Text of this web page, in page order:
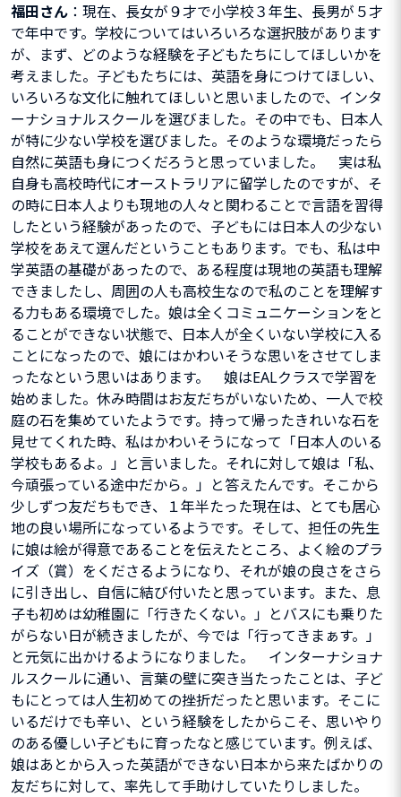
福田さん ：現在、長女が９才で小学校３年生、長男が５才
で年中です。学校についてはいろいろな選択肢があります
が、まず、どのような経験を子どもたちにしてほしいかを
考えました。子どもたちには、英語を身につけてほしい、
いろいろな文化に触れてほしいと思いましたので、インタ
ーナショナルスクールを選びました。その中でも、日本人
が特に少ない学校を選びました。そのような環境だったら
自然に英語も身につくだろうと思っていました。 実は私
自身も高校時代にオーストラリアに留学したのですが、そ
の時に日本人よりも現地の人々と関わることで言語を習得
したという経験があったので、子どもには日本人の少ない
学校をあえて選んだということもあります。でも、私は中
学英語の基礎があったので、ある程度は現地の英語も理解
できましたし、周囲の人も高校生なので私のことを理解す
る力もある環境でした。娘は全くコミュニケーションをと
ることができない状態で、日本人が全くいない学校に入る
ことになったので、娘にはかわいそうな思いをさせてしま
ったなという思いはあります。 娘はEALクラスで学習を
始めました。休み時間はお友だちがいないため、一人で校
庭の石を集めていたようです。持って帰ったきれいな石を
見せてくれた時、私はかわいそうになって「日本人のいる
学校もあるよ。」と言いました。それに対して娘は「私、
今頑張っている途中だから。」と答えたんです。そこから
少しずつ友だちもでき、１年半たった現在は、とても居心
地の良い場所になっているようです。そして、担任の先生
に娘は絵が得意であることを伝えたところ、よく絵のプラ
イズ（賞）をくださるようになり、それが娘の良さをさら
に引き出し、自信に結び付いたと思っています。また、息
子も初めは幼稚園に「行きたくない。」とバスにも乗りた
がらない日が続きましたが、今では「行ってきまぁす。」
と元気に出かけるようになりました。 インターナショナ
ルスクールに通い、言葉の壁に突き当たったことは、子ど
もにとっては人生初めての挫折だったと思います。そこに
いるだけでも辛い、という経験をしたからこそ、思いやり
のある優しい子どもに育ったなと感じています。例えば、
娘はあとから入った英語ができない日本から来たばかりの
友だちに対して、率先して手助けしていたりしました。